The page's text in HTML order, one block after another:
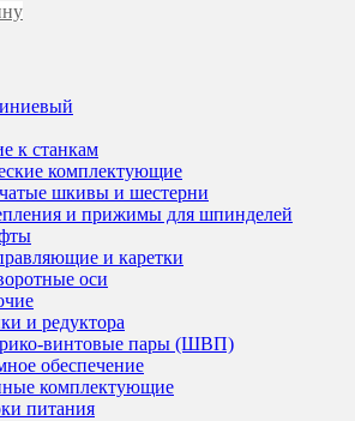
к станкам
комплектующие
шкивы и шестерни
и прижимы для шпинделей
и каретки
оси
и редуктора
винтовые пары (ШВП)
обеспечение
комплектующие
питания